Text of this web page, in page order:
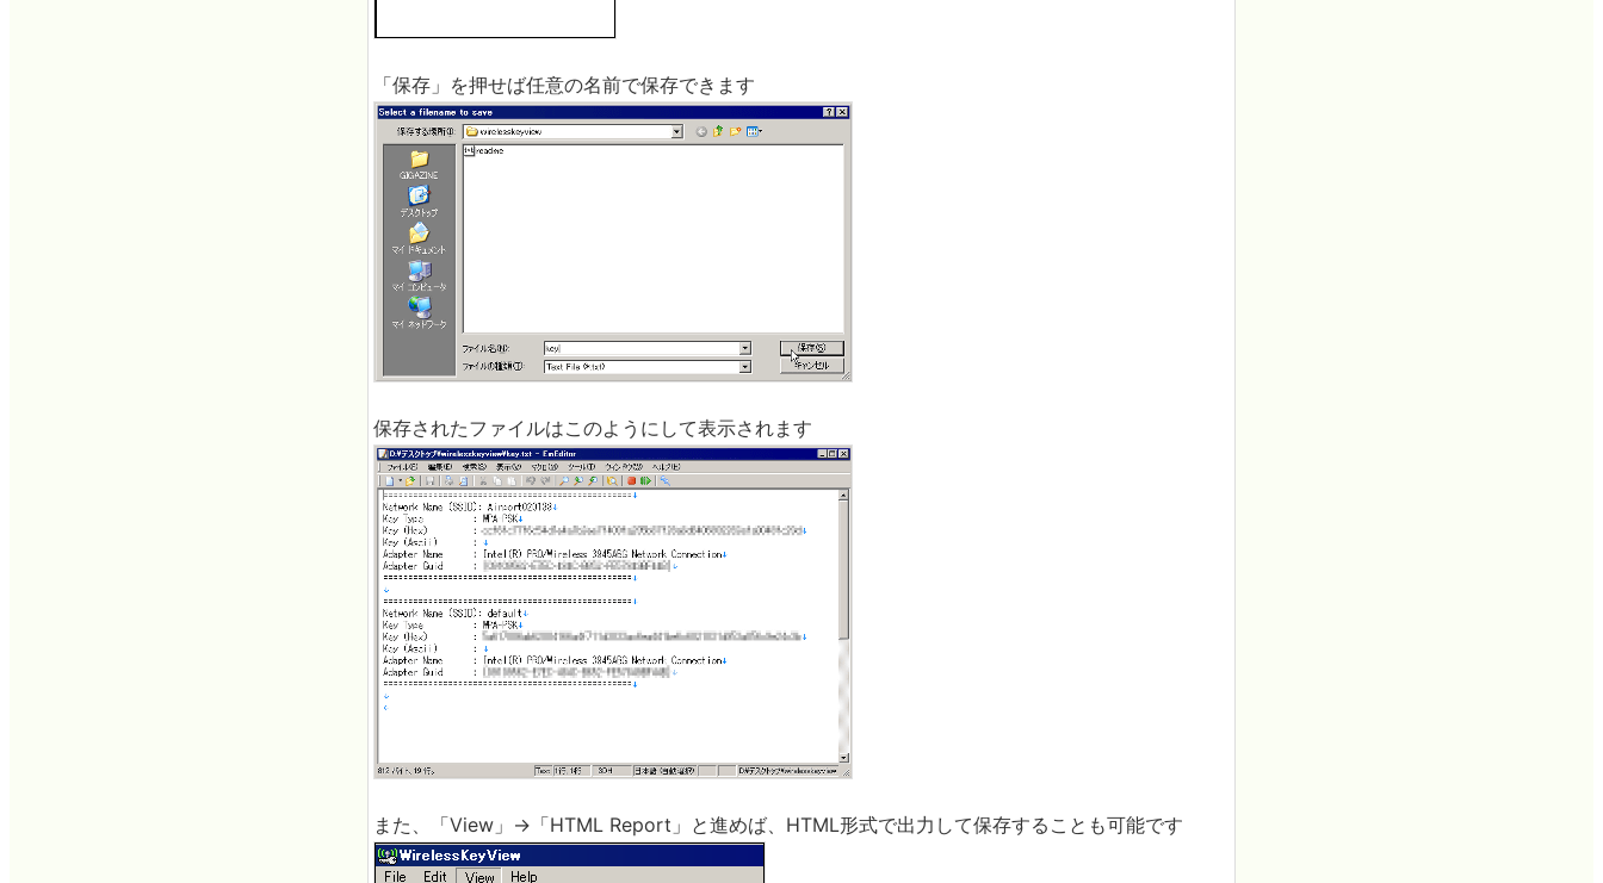
「保存」を押せば任意の名前で保存できます
保存されたファイルはこのようにして表示されます
また、「View」→「HTML Report」と進めば、HTML形式で出力して保存することも可能です